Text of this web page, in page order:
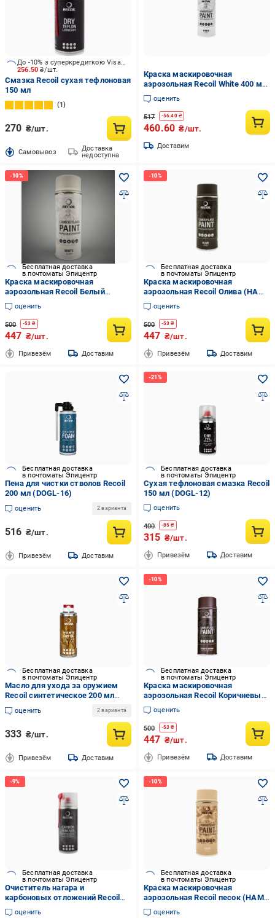
256.50₴/шт.
До -10% з суперкредиткою Visa Вигода
Смазка Recoil сухая тефлоновая
150 мл
1
270 ₴/шт.
Cамовывоз
Доставка
недоступна
Краска маскировочная
аэрозольная Recoil White 400 мл
Белый матовый (21542805)
оценить
517 -56.40₴
460.60 ₴/шт.
Доставим
Бесплатная доставка
в почтоматы Эпицентр
Краска маскировочная
аэрозольная Recoil Белый
(HAM101)
оценить
500 -53 ₴
447 ₴/шт.
Привезём Доставим
Бесплатная доставка
в почтоматы Эпицентр
Краска маскировочная
аэрозольная Recoil Олива (HAM
105)
оценить
500 -53 ₴
447 ₴/шт.
Привезём Доставим
Бесплатная доставка
в почтоматы Эпицентр
Пена для чистки стволов Recoil
200 мл (DOGL-16)
оценить 2 варианта
516 ₴/шт.
Привезём Доставим
Бесплатная доставка
в почтоматы Эпицентр
Сухая тефлоновая смазка Recoil
150 мл (DOGL-12)
оценить
400 -85 ₴
315 ₴/шт.
Привезём Доставим
Бесплатная доставка
в почтоматы Эпицентр
Масло для ухода за оружием
Recoil синтетическое 200 мл
(DOGL-14)
оценить 2 варианта
333 ₴/шт.
Привезём Доставим
Бесплатная доставка
в почтоматы Эпицентр
Краска маскировочная
аэрозольная Recoil Коричневый
койот (HAM 108)
оценить
500 -53 ₴
447 ₴/шт.
Привезём Доставим
Бесплатная доставка
в почтоматы Эпицентр
Очиститель нагара и
карбоновых отложений Recoil
400 мл (26717776)
оценить
Бесплатная доставка
в почтоматы Эпицентр
Краска маскировочная
аэрозольная Recoil песок (HAM
106)
оценить